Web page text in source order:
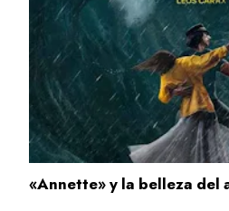
«Annette» y la belleza del